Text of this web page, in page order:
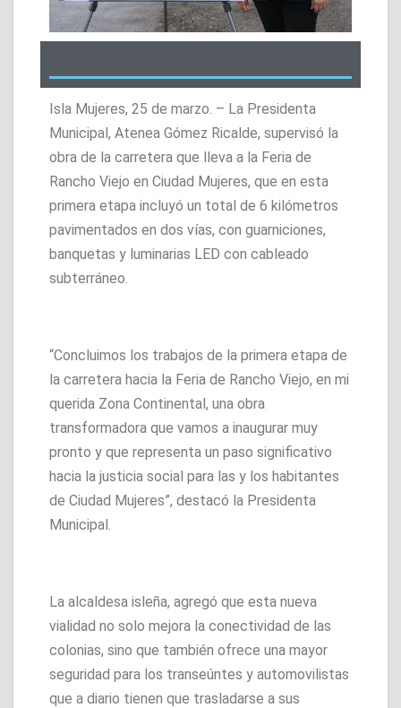
Isla Mujeres, 25 de marzo. – La Presidenta
Municipal, Atenea Gómez Ricalde, supervisó la
obra de la carretera que lleva a la Feria de
Rancho Viejo en Ciudad Mujeres, que en esta
primera etapa incluyó un total de 6 kilómetros
pavimentados en dos vías, con guarniciones,
banquetas y luminarias LED con cableado
subterráneo.
“Concluimos los trabajos de la primera etapa de
la carretera hacia la Feria de Rancho Viejo, en mi
querida Zona Continental, una obra
transformadora que vamos a inaugurar muy
pronto y que representa un paso significativo
hacia la justicia social para las y los habitantes
de Ciudad Mujeres”, destacó la Presidenta
Municipal.
La alcaldesa isleña, agregó que esta nueva
vialidad no solo mejora la conectividad de las
colonias, sino que también ofrece una mayor
seguridad para los transeúntes y automovilistas
que a diario tienen que trasladarse a sus